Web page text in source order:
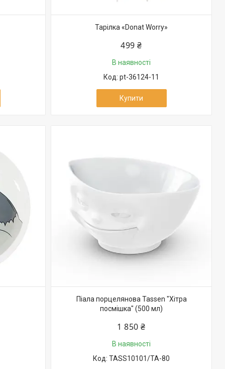
Тарілка «Donat Worry»
499 ₴
В наявності
pt-36124-11
Купити
Піала порцелянова Tassen "Хітра
посмішка" (500 мл)
1 850 ₴
В наявності
TASS10101/TA-80